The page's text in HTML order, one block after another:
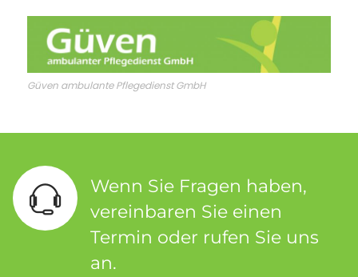
Güven ambulante Pflegedienst GmbH
Wenn Sie Fragen haben,
vereinbaren Sie einen
Termin oder rufen Sie uns
an.